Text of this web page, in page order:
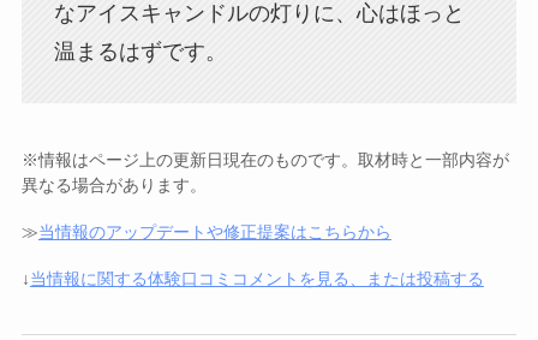
なアイスキャンドルの灯りに、心はほっと
温まるはずです。
※情報はページ上の更新日現在のものです。取材時と一部内容が
異なる場合があります。
≫当情報のアップデートや修正提案はこちらから
↓当情報に関する体験口コミコメントを見る、または投稿する